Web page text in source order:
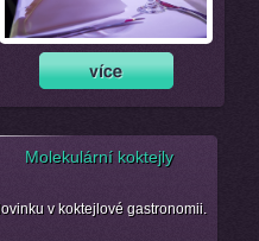
Molekulární koktejly
v koktejlové gastronomii.